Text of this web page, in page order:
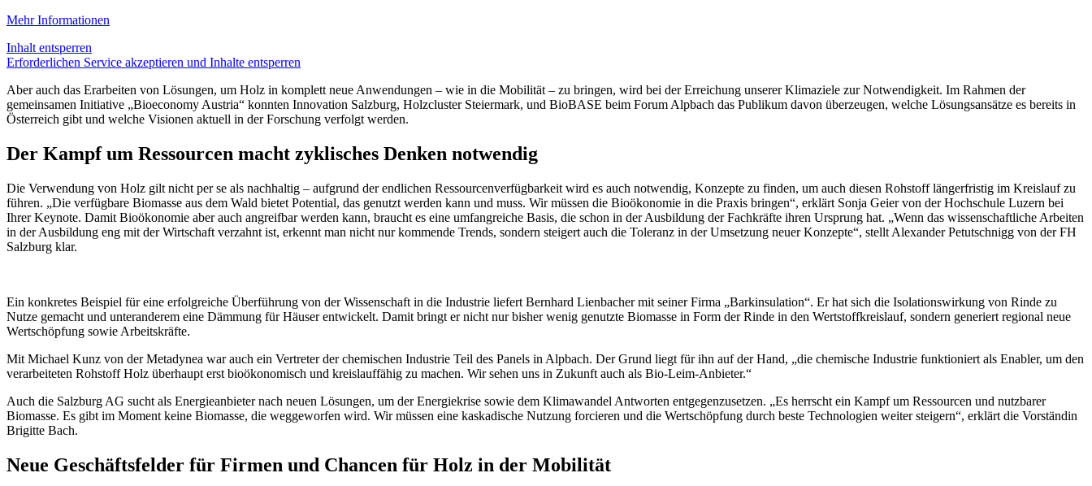
Mehr Informationen
Inhalt entsperren
Erforderlichen Service akzeptieren und Inhalte entsperren
Aber auch das Erarbeiten von Lösungen, um Holz in komplett neue Anwendungen – wie in die Mobilität – zu bringen, wird bei der Erreichung unserer Klimaziele zur Notwendigkeit. Im Rahmen der
gemeinsamen Initiative „Bioeconomy Austria“ konnten Innovation Salzburg, Holzcluster Steiermark, und BioBASE beim Forum Alpbach das Publikum davon überzeugen, welche Lösungsansätze es bereits in
Österreich gibt und welche Visionen aktuell in der Forschung verfolgt werden.
Der Kampf um Ressourcen macht zyklisches Denken notwendig
Die Verwendung von Holz gilt nicht per se als nachhaltig – aufgrund der endlichen Ressourcenverfügbarkeit wird es auch notwendig, Konzepte zu finden, um auch diesen Rohstoff längerfristig im Kreislauf zu
führen. „Die verfügbare Biomasse aus dem Wald bietet Potential, das genutzt werden kann und muss. Wir müssen die Bioökonomie in die Praxis bringen“, erklärt Sonja Geier von der Hochschule Luzern bei
Ihrer Keynote. Damit Bioökonomie aber auch angreifbar werden kann, braucht es eine umfangreiche Basis, die schon in der Ausbildung der Fachkräfte ihren Ursprung hat. „Wenn das wissenschaftliche Arbeiten
in der Ausbildung eng mit der Wirtschaft verzahnt ist, erkennt man nicht nur kommende Trends, sondern steigert auch die Toleranz in der Umsetzung neuer Konzepte“, stellt Alexander Petutschnigg von der FH
Salzburg klar.
Ein konkretes Beispiel für eine erfolgreiche Überführung von der Wissenschaft in die Industrie liefert Bernhard Lienbacher mit seiner Firma „Barkinsulation“. Er hat sich die Isolationswirkung von Rinde zu
Nutze gemacht und unteranderem eine Dämmung für Häuser entwickelt. Damit bringt er nicht nur bisher wenig genutzte Biomasse in Form der Rinde in den Wertstoffkreislauf, sondern generiert regional neue
Wertschöpfung sowie Arbeitskräfte.
Mit Michael Kunz von der Metadynea war auch ein Vertreter der chemischen Industrie Teil des Panels in Alpbach. Der Grund liegt für ihn auf der Hand, „die chemische Industrie funktioniert als Enabler, um den
verarbeiteten Rohstoff Holz überhaupt erst bioökonomisch und kreislauffähig zu machen. Wir sehen uns in Zukunft auch als Bio-Leim-Anbieter.“
Auch die Salzburg AG sucht als Energieanbieter nach neuen Lösungen, um der Energiekrise sowie dem Klimawandel Antworten entgegenzusetzen. „Es herrscht ein Kampf um Ressourcen und nutzbarer
Biomasse. Es gibt im Moment keine Biomasse, die weggeworfen wird. Wir müssen eine kaskadische Nutzung forcieren und die Wertschöpfung durch beste Technologien weiter steigern“, erklärt die Vorständin
Brigitte Bach.
Neue Geschäftsfelder für Firmen und Chancen für Holz in der Mobilität